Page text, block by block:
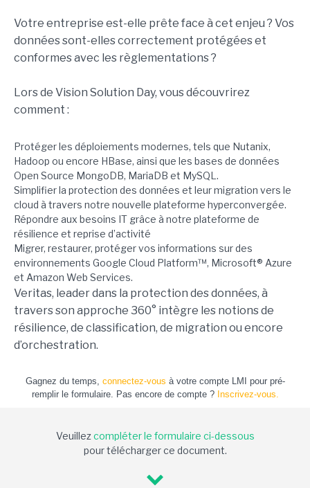
Votre entreprise est-elle prête face à cet enjeu ? Vos
données sont-elles correctement protégées et
conformes avec les règlementations ?
Lors de Vision Solution Day, vous découvrirez
comment :
Protéger les déploiements modernes, tels que Nutanix,
Hadoop ou encore HBase, ainsi que les bases de données
Open Source MongoDB, MariaDB et MySQL.
Simplifier la protection des données et leur migration vers le
cloud à travers notre nouvelle plateforme hyperconvergée.
Répondre aux besoins IT grâce à notre plateforme de
résilience et reprise d’activité
Migrer, restaurer, protéger vos informations sur des
environnements Google Cloud Platform™, Microsoft® Azure
et Amazon Web Services.
Veritas, leader dans la protection des données, à
travers son approche 360° intègre les notions de
résilience, de classification, de migration ou encore
d’orchestration.
Gagnez du temps, connectez-vous à votre compte LMI pour pré-
remplir le formulaire. Pas encore de compte ? Inscrivez-vous.
Veuillezcompléter le formulaire ci-dessous
pour télécharger ce document.